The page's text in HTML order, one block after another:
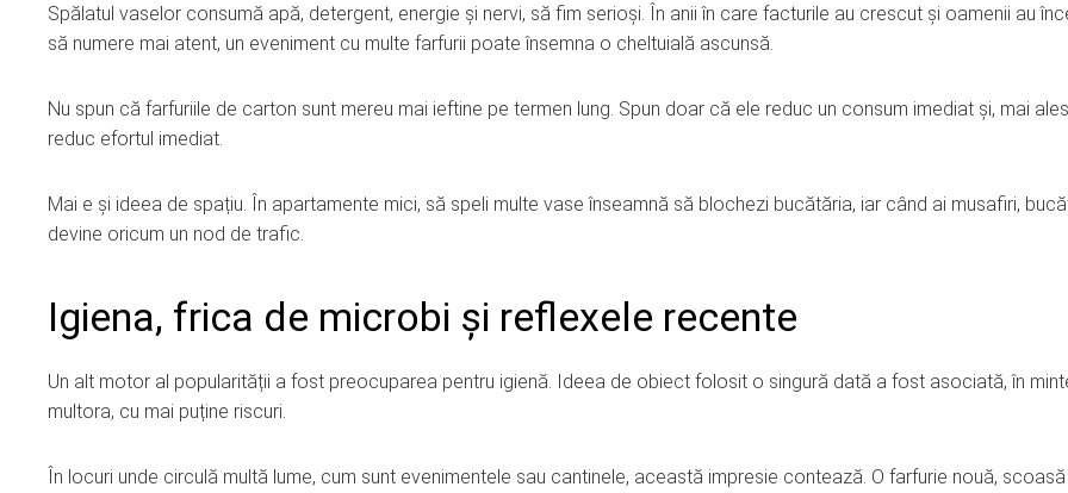
Spălatul vaselor consumă apă, detergent, energie și nervi, să fim serioși. În anii în care facturile au crescut și oamenii au
să numere mai atent, un eveniment cu multe farfurii poate însemna o cheltuială ascunsă.
Nu spun că farfuriile de carton sunt mereu mai ieftine pe termen lung. Spun doar că ele reduc un consum imediat și, mai
reduc efortul imediat.
Mai e și ideea de spațiu. În apartamente mici, să speli multe vase înseamnă să blochezi bucătăria, iar când ai musafiri,
devine oricum un nod de trafic.
Igiena, frica de microbi și reflexele recente
Un alt motor al popularității a fost preocuparea pentru igienă. Ideea de obiect folosit o singură dată a fost asociată, în
multora, cu mai puține riscuri.
În locuri unde circulă multă lume, cum sunt evenimentele sau cantinele, această impresie contează. O farfurie nouă, scoasă